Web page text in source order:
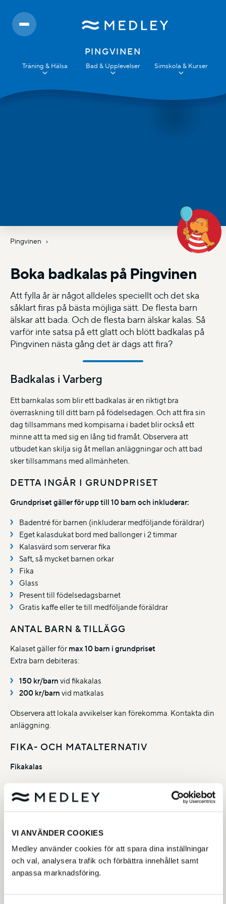
VI ANVÄNDER COOKIES
Medley använder cookies för att spara dina inställningar
och val, analysera trafik och förbättra innehållet samt
anpassa marknadsföring.
PINGVINEN
Träning & Hälsa Bad & Upplevelser Simskola & Kurser
Pingvinen
Boka badkalas på Pingvinen
Att fylla år är något alldeles speciellt och det ska
såklart firas på bästa möjliga sätt. De flesta barn
älskar att bada. Och de flesta barn älskar kalas. Så
varför inte satsa på ett glatt och blött badkalas på
Pingvinen nästa gång det är dags att fira?
Badkalas i Varberg
Ett barnkalas som blir ett badkalas är en riktigt bra
överraskning till ditt barn på födelsedagen. Och att fira sin
dag tillsammans med kompisarna i badet blir också ett
minne att ta med sig en lång tid framåt. Observera att
utbudet kan skilja sig åt mellan anläggningar och att bad
sker tillsammans med allmänheten.
DETTA INGÅR I GRUNDPRISET
Grundpriset gäller för upp till 10 barn och inkluderar:
Badentré för barnen (inkluderar medföljande föräldrar)
Eget kalasdukat bord med ballonger i 2 timmar
Kalasvärd som serverar fika
Saft, så mycket barnen orkar
Fika
Glass
Present till födelsedagsbarnet
Gratis kaffe eller te till medföljande föräldrar
ANTAL BARN & TILLÄGG
Kalaset gäller förmax 10 barn i grundpriset
Extra barn debiteras:
150 kr/barnvid fikakalas
200 kr/barnvid matkalas
Observera att lokala avvikelser kan förekomma. Kontakta din
anläggning.
FIKA- OCH MATALTERNATIV
Fikakalas
Chokladboll eller kanelbulle
Inkluderar fika enligt ovan
Mat i form av: Två pannkakor eller två korv med bröd
VUXENNÄRVARO & SÄKERHET
Minst
1 vuxen per 3 barn